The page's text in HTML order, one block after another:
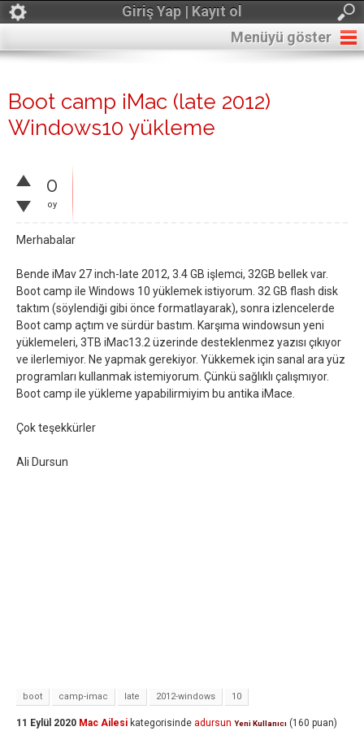
Giriş Yap | Kayıt ol
Menüyü göster
Boot camp iMac (late 2012)
Windows10 yükleme
0
oy
Merhabalar
Bende iMav 27 inch-late 2012, 3.4 GB işlemci, 32GB bellek var.
Boot camp ile Windows 10 yüklemek istiyorum. 32 GB flash disk
taktım (söylendiği gibi önce formatlayarak), sonra izlencelerde
Boot camp açtım ve sürdür bastım. Karşıma windowsun yeni
yüklemeleri, 3TB iMac13.2 üzerinde desteklenmez yazısı çıkıyor
ve ilerlemiyor. Ne yapmak gerekiyor. Yükkemek için sanal ara yüz
programları kullanmak istemiyorum. Çünkü sağlıklı çalışmıyor.
Boot camp ile yükleme yapabilirmiyim bu antika iMace.
Çok teşekkürler
Ali Dursun
boot camp-imac late 2012-windows 10
11 Eylül 2020 Mac Ailesi kategorisinde adursun Yeni Kullanıcı (160 puan)